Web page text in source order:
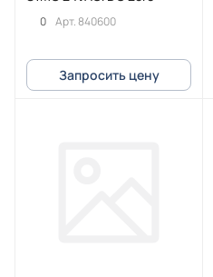
0 Арт.840600
Запросить цену